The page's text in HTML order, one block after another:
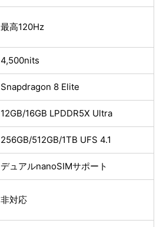
最高120Hz
4,500nits
Snapdragon 8 Elite
12GB/16GB LPDDR5X Ultra
256GB/512GB/1TB UFS 4.1
デュアルnanoSIMサポート
非対応